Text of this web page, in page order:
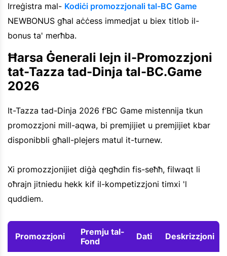
Irreġistra mal- Kodiċi promozzjonali tal-BC Game
NEWBONUS għal aċċess immedjat u biex titlob il-
bonus ta' merħba.
Ħarsa Ġenerali lejn il-Promozzjoni
tat-Tazza tad-Dinja tal-BC.Game
2026
It-Tazza tad-Dinja 2026 f’BC Game mistennija tkun
promozzjoni mill-aqwa, bi premjijiet u premjijiet kbar
disponibbli għall-plejers matul it-turnew.
Xi promozzjonijiet diġà qegħdin fis-seħħ, filwaqt li
oħrajn jitniedu hekk kif il-kompetizzjoni timxi 'l
quddiem.
Promozzjoni
Premju tal-
Fond
Dati Deskrizzjoni